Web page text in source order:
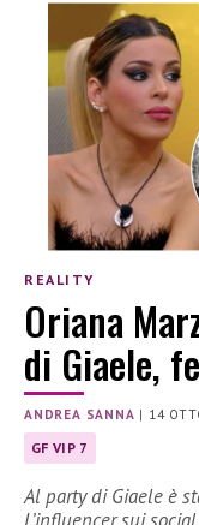
REALITY
Oriana
di Giaele,
ANDREA SANNA | 14
GF VIP 7
Al party di Giaele è